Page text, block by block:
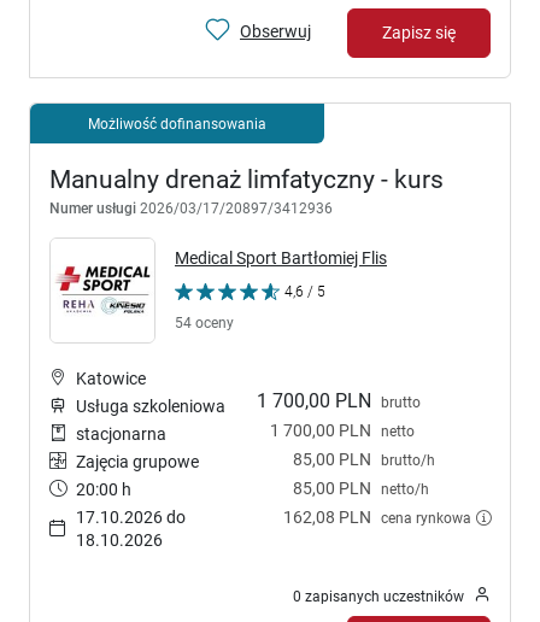
Obserwuj Zapisz się
Możliwość dofinansowania
Manualny drenaż limfatyczny - kurs
Numer usługi 2026/03/17/20897/3412936
Medical Sport Bartłomiej Flis
4,6 / 5
54 oceny
1 700,00 PLN brutto
1 700,00 PLN netto
85,00 PLN brutto/h
85,00 PLN netto/h
162,08 PLN cena rynkowa
Katowice
Usługa szkoleniowa
stacjonarna
Zajęcia grupowe
20:00 h
17.10.2026 do
18.10.2026
0 zapisanych uczestników